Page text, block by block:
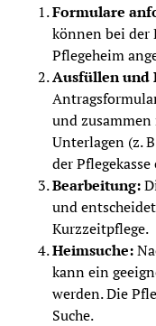
Formulare
können bei der
Pflegeheim
Ausfüllen und
und
Unterlagen (z.
der
Bearbeitung:
und
Kurzzeitpflege.
Heimsuche:
kann ein
werden. Die
Suche.